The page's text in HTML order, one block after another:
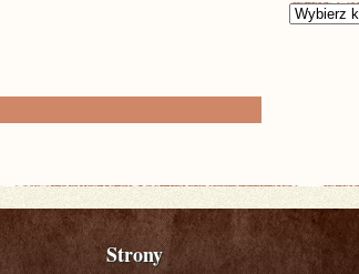
Kategorie
Strony